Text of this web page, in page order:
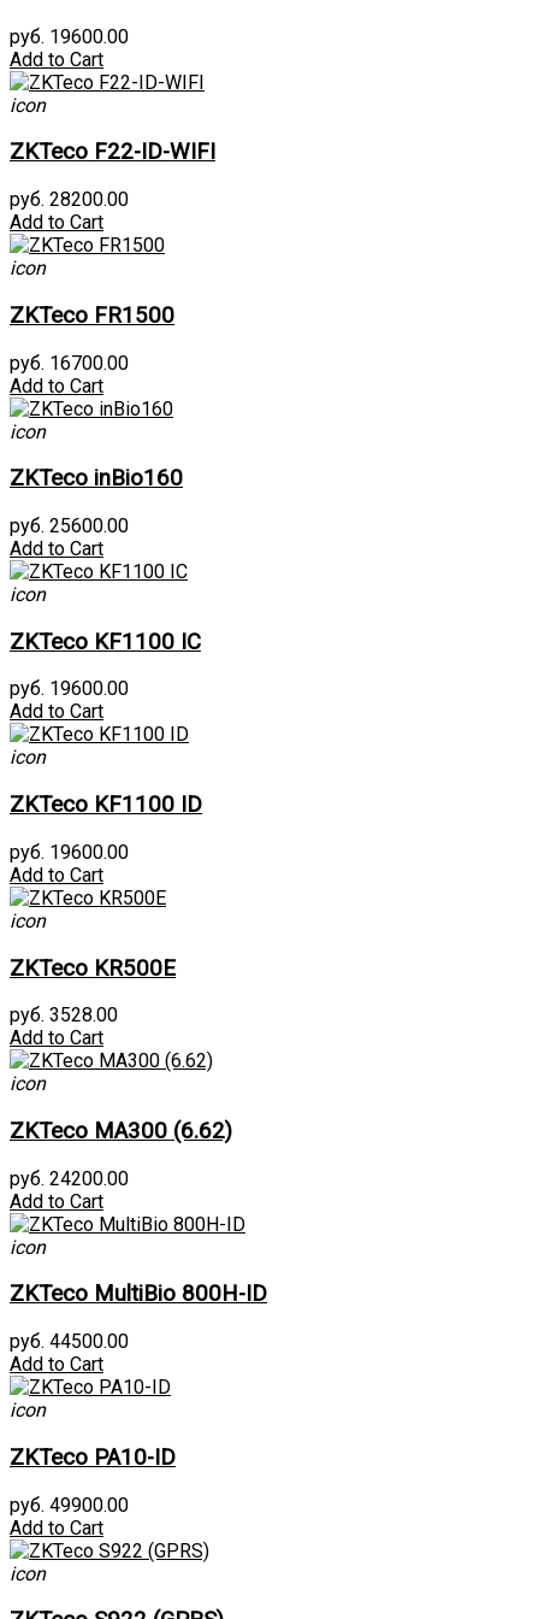
руб. 19600.00
Add to Cart
icon
ZKTeco F22-ID-WIFI
руб. 28200.00
Add to Cart
icon
ZKTeco FR1500
руб. 16700.00
Add to Cart
icon
ZKTeco inBio160
руб. 25600.00
Add to Cart
icon
ZKTeco KF1100 IC
руб. 19600.00
Add to Cart
icon
ZKTeco KF1100 ID
руб. 19600.00
Add to Cart
icon
ZKTeco KR500E
руб. 3528.00
Add to Cart
icon
ZKTeco MA300 (6.62)
руб. 24200.00
Add to Cart
icon
ZKTeco MultiBio 800H-ID
руб. 44500.00
Add to Cart
icon
ZKTeco PA10-ID
руб. 49900.00
Add to Cart
icon